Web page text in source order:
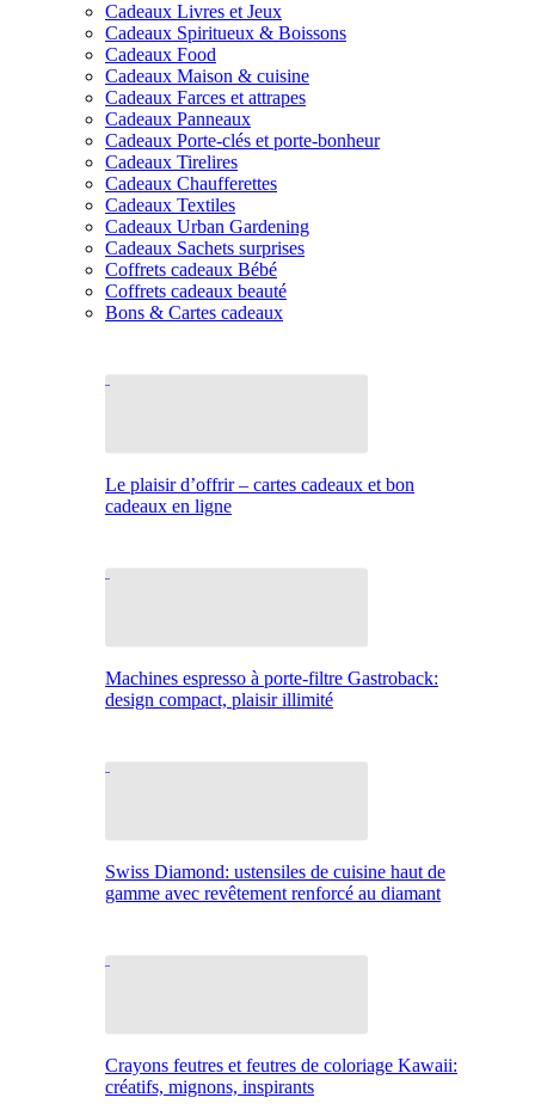
Cadeaux Livres et Jeux
Cadeaux Spiritueux & Boissons
Cadeaux Food
Cadeaux Maison & cuisine
Cadeaux Farces et attrapes
Cadeaux Panneaux
Cadeaux Porte-clés et porte-bonheur
Cadeaux Tirelires
Cadeaux Chaufferettes
Cadeaux Textiles
Cadeaux Urban Gardening
Cadeaux Sachets surprises
Coffrets cadeaux Bébé
Coffrets cadeaux beauté
Bons & Cartes cadeaux
Le plaisir d’offrir – cartes cadeaux et bon
cadeaux en ligne
Machines espresso à porte-filtre Gastroback:
design compact, plaisir illimité
Swiss Diamond: ustensiles de cuisine haut de
gamme avec revêtement renforcé au diamant
Crayons feutres et feutres de coloriage Kawaii:
créatifs, mignons, inspirants